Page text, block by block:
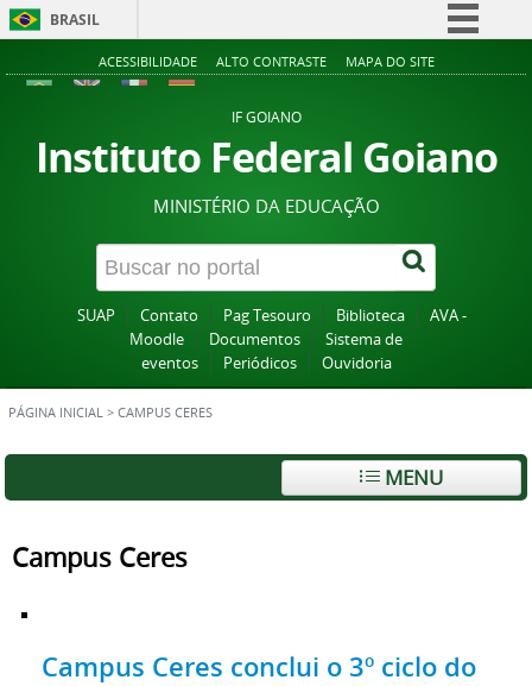
BRASIL
Simplifique!
Acesso à informação
Legislação
Canais
ACESSIBILIDADE ALTO CONTRASTE MAPA DO SITE
IF GOIANO
Instituto Federal Goiano
MINISTÉRIO DA EDUCAÇÃO
SUAP Contato Pag Tesouro Biblioteca
AVA -
Moodle
Documentos
Sistema de
eventos
Periódicos Ouvidoria
PÁGINA INICIAL > CAMPUS CERES
MENU
Campus Ceres
Campus Ceres conclui o 3º ciclo do